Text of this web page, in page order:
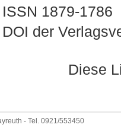
ISSN 1879-1786
DOI der
Diese
- Tel. 0921/553450